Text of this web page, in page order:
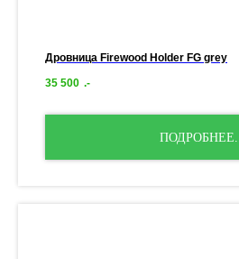
Дровница Firewood Holder FG grey
35 500 .-
ПОДРОБНЕЕ...